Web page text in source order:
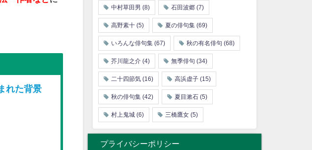
れた背景
中村草田男 (8) 石田波郷 (7)
高野素十 (5) 夏の俳句集 (69)
いろんな俳句集 (67) 秋の有名俳句 (68)
芥川龍之介 (4) 無季俳句 (34)
二十四節気 (16) 高浜虚子 (15)
秋の俳句集 (42) 夏目漱石 (5)
村上鬼城 (6) 三橋鷹女 (5)
プライバシーポリシー